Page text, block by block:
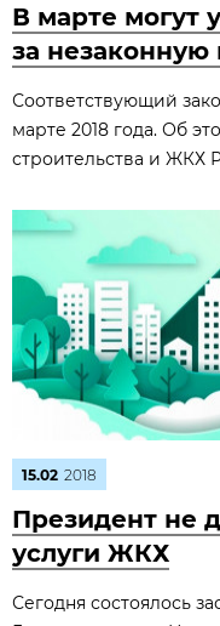
В марте могут
за незаконную
Соответствующий
марте 2018 года. Об
строительства и ЖКХ
15.02 2018
Президент не
услуги ЖКХ
Сегодня состоялось